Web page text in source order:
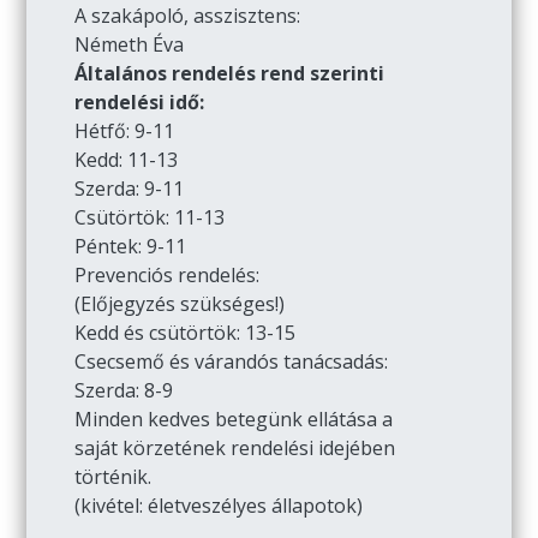
A szakápoló, asszisztens:
Németh Éva
Általános rendelés rend szerinti
rendelési idő:
Hétfő: 9-11
Kedd: 11-13
Szerda: 9-11
Csütörtök: 11-13
Péntek: 9-11
Prevenciós rendelés:
(Előjegyzés szükséges!)
Kedd és csütörtök: 13-15
Csecsemő és várandós tanácsadás:
Szerda: 8-9
Minden kedves betegünk ellátása a
saját körzetének rendelési idejében
történik.
(kivétel: életveszélyes állapotok)